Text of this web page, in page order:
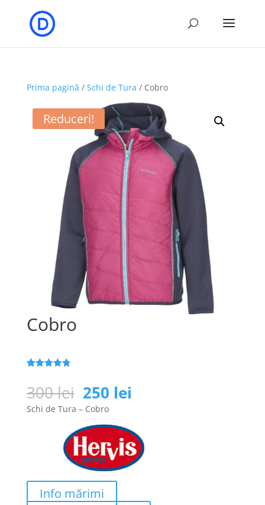
Prima pagină / Schi de Tura / Cobro
Reduceri!
Cobro
pe baza a
evaluări de
la clienți
300lei Prețul
inițial
a
fost:
300 lei.
250 lei
250 lei.
Schi de Tura – Cobro
Info mărimi